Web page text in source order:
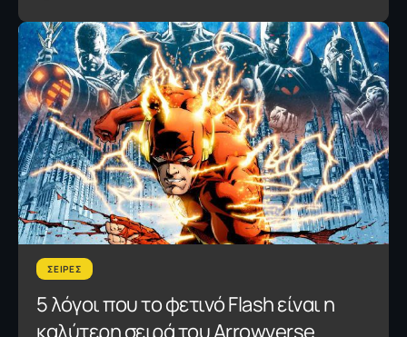
ΣΕΙΡΕΣ
5 λόγοι που το φετινό Flash είναι η